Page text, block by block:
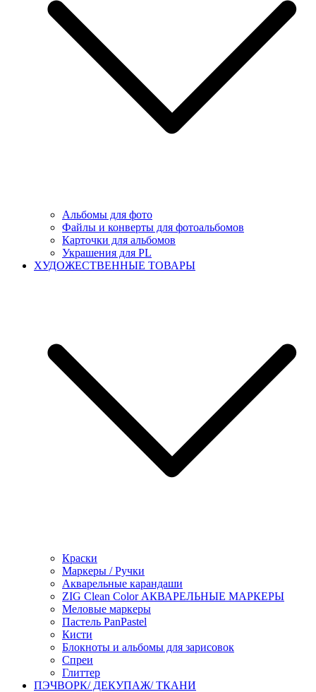
Альбомы для фото
Файлы и конверты для фотоальбомов
Карточки для альбомов
Украшения для PL
ХУДОЖЕСТВЕННЫЕ ТОВАРЫ
Краски
Маркеры / Ручки
Акварельные карандаши
ZIG Clean Color АКВАРЕЛЬНЫЕ МАРКЕРЫ
Меловые маркеры
Пастель PanPastel
Кисти
Блокноты и альбомы для зарисовок
Спреи
Глиттер
ПЭЧВОРК/ ДЕКУПАЖ/ ТКАНИ